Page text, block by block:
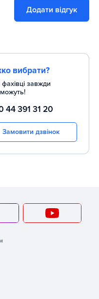
Додати відгук
вибрати?
завжди
44 391 31 20
Замовити дзвінок